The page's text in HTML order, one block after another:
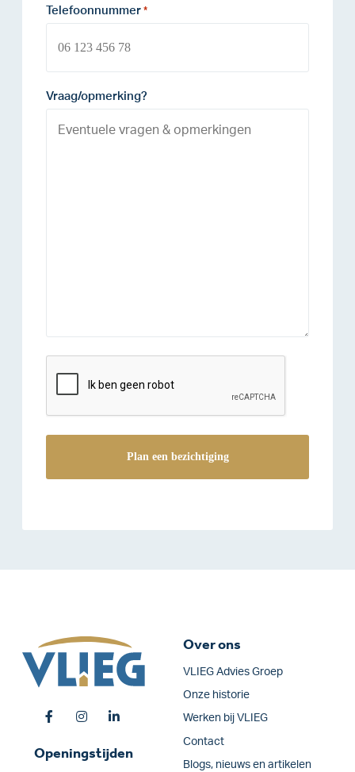
Telefoonnummer *
Vraag/opmerking?
Openingstijden
Over ons
VLIEG Advies Groep
Onze historie
Werken bij VLIEG
Contact
Blogs, nieuws en artikelen